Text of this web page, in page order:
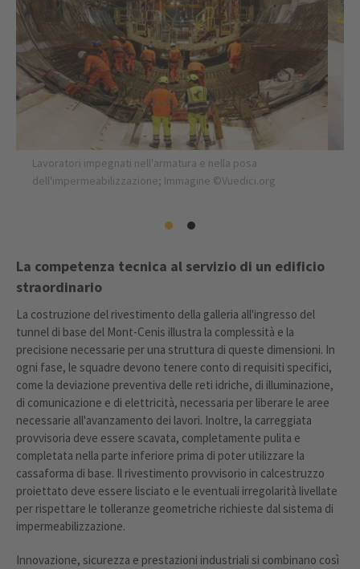
Lavoratori impegnati nell'armatura e nella posa
dell'impermeabilizzazione; Immagine ©Vuedici.org
La competenza tecnica al servizio di un edificio
straordinario
La costruzione del rivestimento della galleria all'ingresso del
tunnel di base del Mont-Cenis illustra la complessità e la
precisione necessarie per una struttura di queste dimensioni. In
ogni fase, le squadre devono tenere conto di requisiti specifici,
come la deviazione preventiva delle reti idriche, di illuminazione,
di comunicazione e di elettricità, necessaria per liberare le aree
necessarie all'avanzamento dei lavori. Inoltre, la carreggiata
provvisoria deve essere scavata, completamente pulita e
completata nella parte inferiore prima di poter utilizzare la
cassaforma di base. Il rivestimento provvisorio in calcestruzzo
proiettato deve essere lisciato e le eventuali irregolarità livellate
per rispettare le tolleranze geometriche richieste dal sistema di
impermeabilizzazione.
Innovazione, sicurezza e prestazioni industriali si combinano così